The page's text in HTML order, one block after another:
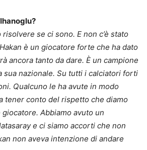
se ci sono. E non c’è stato
è un giocatore forte che ha dato
ancora tanto da dare. È un campione
sua nazionale. Su tutti i calciatori forti
Qualcuno le ha avute in modo
tener conto del rispetto che diamo
Abbiamo avuto un
e ci siamo accorti che non
non aveva intenzione di andare